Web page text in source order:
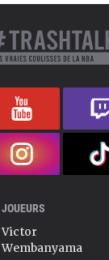
JOUEURS
Victor
Wembanyama